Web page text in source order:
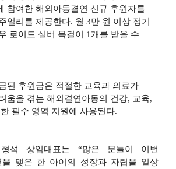
참여한 해외아동결연 신규 후원자를
얼리를 제공한다. 월 3만 원 이상 정기
로이드 실버 목걸이
1개를 받을 수
된 후원금은 적절한 교육과 의료가
움을 겪는 해외결연아동의 건강, 교육,
필수 영역 지원에 사용된다.
형석 상임대표는 “많은 분들이 이번
을 맺은 한 아이의 성장과 자립을 일상